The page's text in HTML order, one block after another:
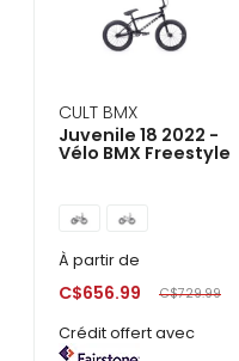
gestes
tels
et
glisser.
CULT BMX
Juvenile 18 2022 -
Vélo BMX Freestyle
À partir de
C$656.99 C$729.99
Crédit offert avec